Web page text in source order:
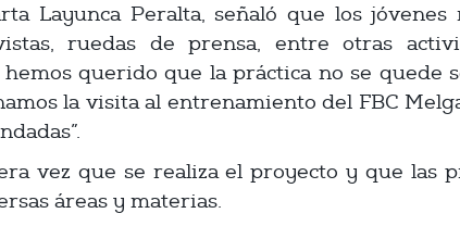
Layunca Peralta, señaló que los
ruedas de prensa, entre otras
querido que la práctica no se quede
la visita al entrenamiento del FBC
vez que se realiza el proyecto y que las
áreas y materias.